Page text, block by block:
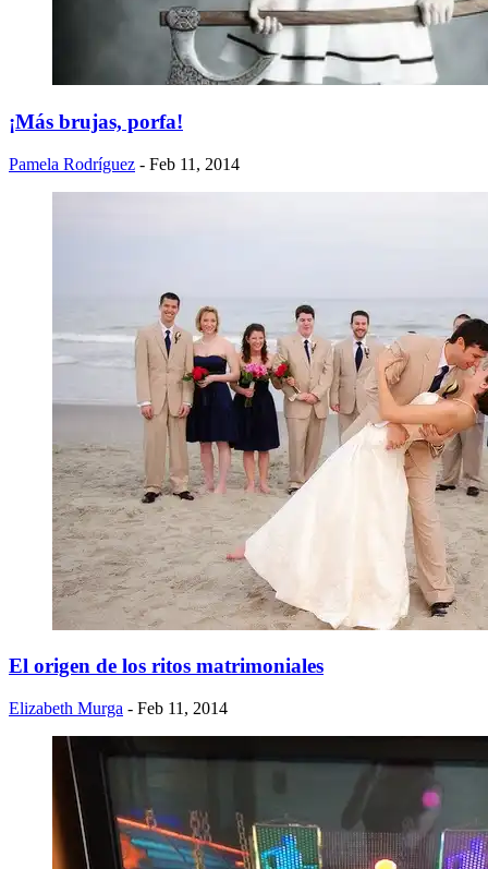
¡Más brujas, porfa!
Pamela Rodríguez - Feb 11, 2014
El origen de los ritos matrimoniales
Elizabeth Murga - Feb 11, 2014